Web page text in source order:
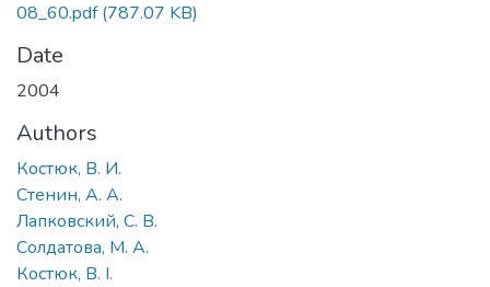
08_60.pdf(787.07 KB)
Date
2004
Authors
Костюк, В. И.
Стенин, А. А.
Лапковский, С. В.
Солдатова, М. А.
Костюк, В. І.